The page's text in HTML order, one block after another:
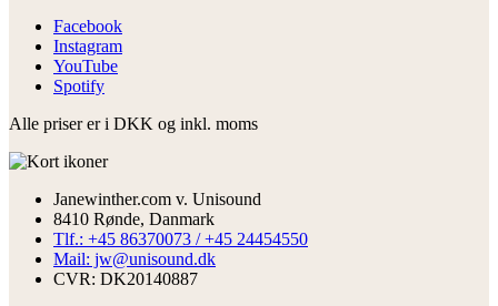
Facebook
Instagram
YouTube
Spotify
Alle priser er i DKK og inkl. moms
Janewinther.com v. Unisound
8410 Rønde, Danmark
Tlf.: +45 86370073 / +45 24454550
Mail: jw@unisound.dk
CVR: DK20140887